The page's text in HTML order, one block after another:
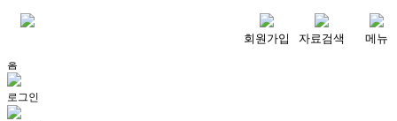
회원가입 자료검색 메뉴
홈
로그인